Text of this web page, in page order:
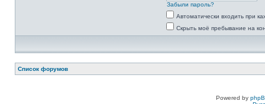
Забыли пароль?
Автоматически входить при
Скрыть моё пребывание на
Список форумов
Powered by